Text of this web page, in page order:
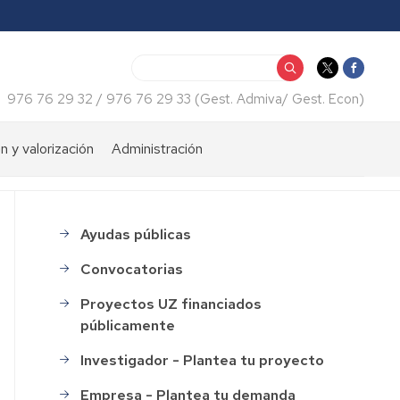
976 76 29 32 / 976 76 29 33 (Gest. Admiva/ Gest. Econ)
y valorización Administración
Certificados
Normativas
Impresos
Recursos
humanos
menu_financiacion
Ayudas públicas
Convocatorias
Proyectos UZ financiados
públicamente
Investigador - Plantea tu proyecto
Empresa - Plantea tu demanda